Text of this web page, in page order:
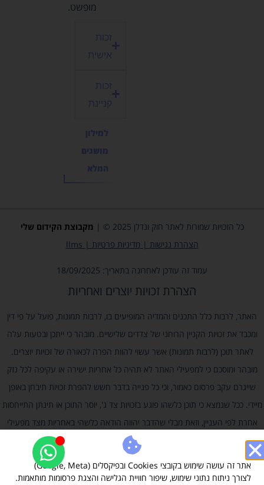
מופשט.
זכות
אישית
זכות
קניינת
למילון
מושגים
המלא
כל הזכויות שמורות לאתר חוק ונדלן 2025 © | מקבוצת הקידום שלי
הצהרת נגישות | מדיניות פרטיות |
llms
עמוד זה עודכן לאחרונה בתאריך: 18/09/2025
הצהרת זכויות יוצרים ואחריות
האתר, לרבות כלל התכנים והמדיה המופיעים בו, לרבות תמונות, פועל על פי דין
ומכבד את זכויות הקניין הרוחני של צדדים שלישיים. מובהר כי ייתכן ובטעות עלה
לאתר תוכן (לרבות תמונות) אשר עשוי להוות הפרה לכאורה של זכויות יוצרים.
מובהר ומוסכם כי למפעילי האתר לא תהיה כל אחריות ישירה או עקיפה לכל נזק
שייגרם עקב פרסום כאמור, וכי כל פנייה בדבר חשש להפרת זכויות תיבחן באופן
מיידי. ככל שנמצא כי תוכן כלשהו פוגע בזכויות צד ג', יוסר התוכן או תינתן התייחסות
אחרת לפי העניין, וזאת מבלי שהדבר יהווה הודאה כלשהי באחריות מצד מפעילי
האתר.
אתר זה עושה שימוש בקובצי Cookies ובפיקסלים (Google, Meta)
לצורך ניתוח נתוני שימוש, שיפור חוויית הגלישה והצגת פרסומות מותאמות.